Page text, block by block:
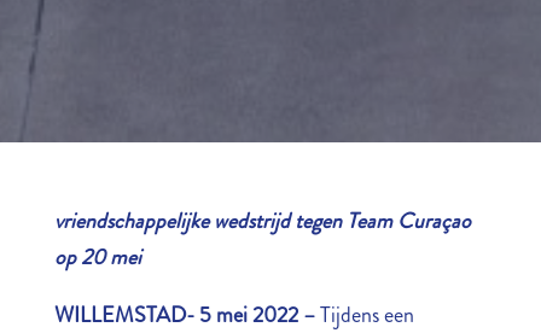
vriendschappelijke wedstrijd tegen Team Curaçao
op 20 mei
WILLEMSTAD- 5 mei 2022 –Tijdens een